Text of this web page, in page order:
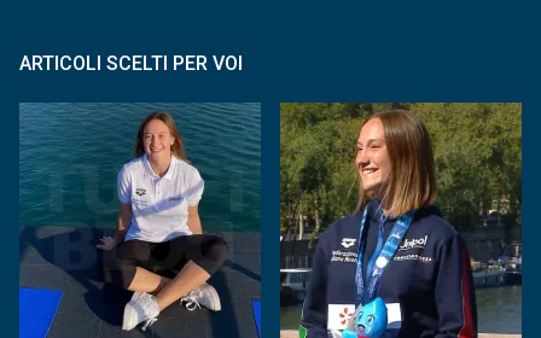
ARTICOLI SCELTI PER VOI